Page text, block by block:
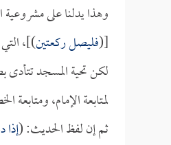
وهذا يدلنا على
[(فليصل ركعتين)]،
لكن تحية المسجد تتأدى
لمتابعة الإمام، ومتابعة
ثم إن لفظ الحديث: (